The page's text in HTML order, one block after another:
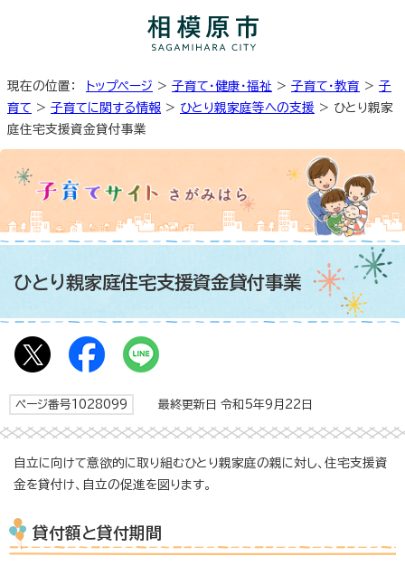
現在の位置： トップページ > 子育て・健康・福祉 > 子育て・教育 > 子
育て > 子育てに関する情報 > ひとり親家庭等への支援 > ひとり親家
庭住宅支援資金貸付事業
ひとり親家庭住宅支援資金貸付事業
ページ番号1028099 最終更新日 令和5年9月22日
自立に向けて意欲的に取り組むひとり親家庭の親に対し、住宅支援資
金を貸付け、自立の促進を図ります。
貸付額と貸付期間